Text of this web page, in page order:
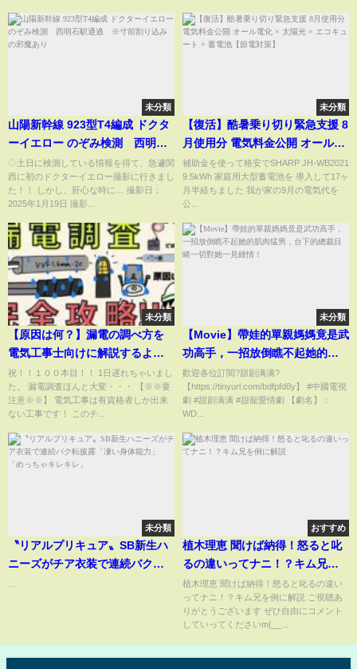
未分類
山陽新幹線 923型T4編成 ドクタ
ーイエロー のぞみ検測 西明石
駅通過 ※寸前割り込みの邪魔
あり
◇土日に検測している情報を得て、急遽関
西に初のドクターイエロー撮影に行きまし
た！！ しかし、肝心な時に… 撮影日：
2025年1月19日 撮影...
未分類
【復活】酷暑乗り切り緊急支援 8
月使用分 電気料金公開 オール電
化 × 太陽光 × エコキュート × 蓄
電池【節電対策】
補助金を使って格安でSHARP JH-WB2021
9.5kWh 家庭用大型蓄電池を 導入して17ヶ
月半経ちました 我が家の9月の電気代を
公...
未分類
【原因は何？】漏電の調べ方を
電気工事士向けに解説するよ！
【知識編】
祝！！１００本目！！ 1日遅れちゃいまし
た。 漏電調査ほんと大変・・・ 【※※要
注意※※】 電気工事は有資格者しか出来
ない工事です！ このチ...
未分類
【Movie】帶娃的單親媽媽竟是武
功高手，一招放倒瞧不起她的肌
肉猛男，台下的總裁目睹一切對
她一見鍾情！
歡迎各位訂閱?甜剧满满?
【https://tinyurl.com/bdfpfd8y】 #中國電視
劇 #甜剧满满 #甜寵愛情劇 【劇名】：
WD...
未分類
〝リアルプリキュア〟SB新生ハ
ニーズがチア衣装で連続バク転
おすすめ
植木理恵 聞けば納得！怒ると叱
るの違いってナニ！？キム兄を
例に解説
植木理恵 聞けば納得！怒ると叱るの違い
ってナニ！？キム兄を例に解説 ご視聴あ
りがとうございます ぜひ自由にコメント
していってくださいm(__...